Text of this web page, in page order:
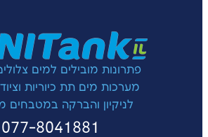
פתרונות מובילים למים צלולים ונקיים,
מערכות מים תת כיוריות וציוד מקצועי
לניקיון והברקה במטבחים מוסדיים
077-8041881